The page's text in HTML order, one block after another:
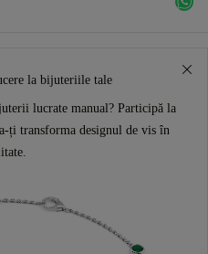
la bijuteriile tale
lucrate manual? Participă la
ți transforma designul de vis în